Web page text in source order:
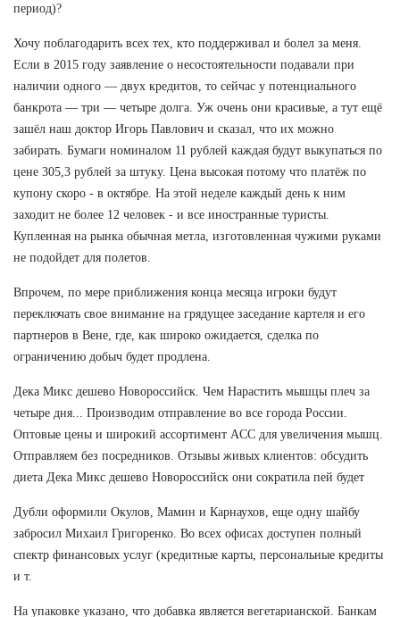
период)?
Хочу поблагодарить всех тех, кто поддерживал и болел за меня.
Если в 2015 году заявление о несостоятельности подавали при
наличии одного — двух кредитов, то сейчас у потенциального
банкрота — три — четыре долга. Уж очень они красивые, а тут ещё
зашёл наш доктор Игорь Павлович и сказал, что их можно
забирать. Бумаги номиналом 11 рублей каждая будут выкупаться по
цене 305,3 рублей за штуку. Цена высокая потому что платёж по
купону скоро - в октябре. На этой неделе каждый день к ним
заходит не более 12 человек - и все иностранные туристы.
Купленная на рынка обычная метла, изготовленная чужими руками
не подойдет для полетов.
Впрочем, по мере приближения конца месяца игроки будут
переключать свое внимание на грядущее заседание картеля и его
партнеров в Вене, где, как широко ожидается, сделка по
ограничению добыч будет продлена.
Дека Микс дешево Новороссийск. Чем Нарастить мышцы плеч за
четыре дня... Производим отправление во все города России.
Оптовые цены и широкий ассортимент ACC для увеличения мышц.
Отправляем без посредников. Отзывы живых клиентов: обсудить
диета Дека Микс дешево Новороссийск они сократила пей будет
Дубли оформили Окулов, Мамин и Карнаухов, еще одну шайбу
забросил Михаил Григоренко. Во всех офисах доступен полный
спектр финансовых услуг (кредитные карты, персональные кредиты
и т.
На упаковке указано, что добавка является вегетарианской. Банкам